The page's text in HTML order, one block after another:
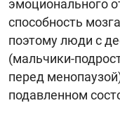
эмоционального
способность
поэтому люди с
(мальчики-
перед
подавленном